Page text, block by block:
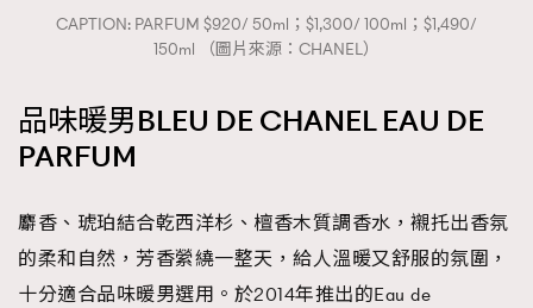
CAPTION: PARFUM $920/ 50ml；$1,300/ 100ml；$1,490/
150ml （圖片來源：CHANEL）
品味暖男BLEU DE CHANEL EAU DE
PARFUM
麝香、琥珀結合乾西洋杉、檀香木質調香水，襯托出香氛
的柔和自然，芳香縈繞一整天，給人溫暖又舒服的氛圍，
十分適合品味暖男選用。於2014年推出的Eau de